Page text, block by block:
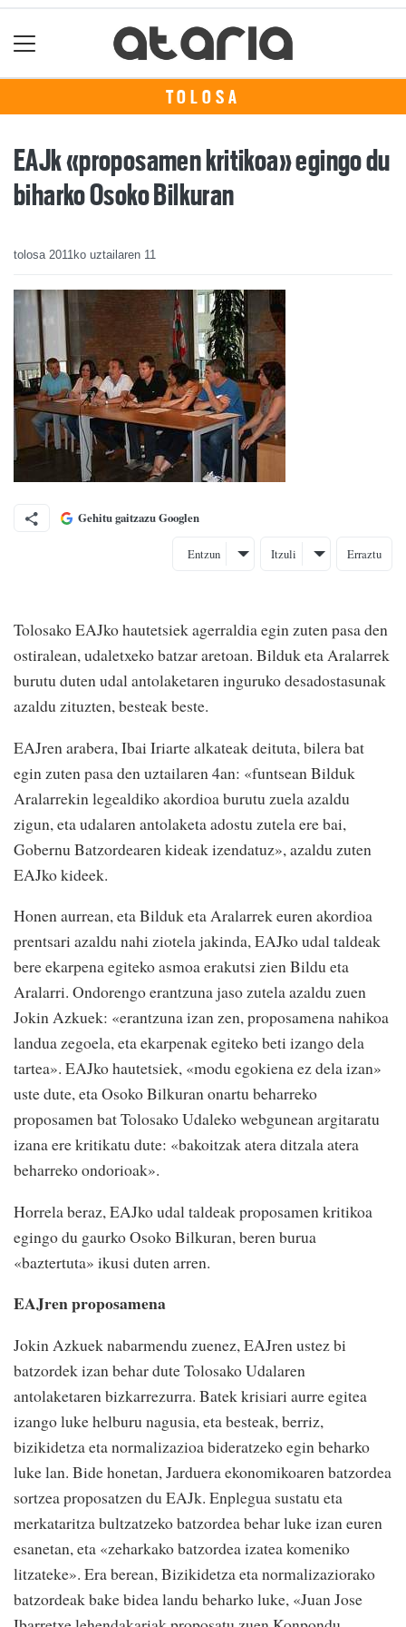
TOLOSA
EAJk «proposamen kritikoa» egingo du
biharko Osoko Bilkuran
tolosa 2011ko uztailaren 11
Gehitu gaitzazu Googlen
Entzun Itzuli Erraztu
Tolosako EAJko hautetsiek agerraldia egin zuten pasa den
ostiralean, udaletxeko batzar aretoan. Bilduk eta Aralarrek
burutu duten udal antolaketaren inguruko desadostasunak
azaldu zituzten, besteak beste.
EAJren arabera, Ibai Iriarte alkateak deituta, bilera bat
egin zuten pasa den uztailaren 4an: «funtsean Bilduk
Aralarrekin legealdiko akordioa burutu zuela azaldu
zigun, eta udalaren antolaketa adostu zutela ere bai,
Gobernu Batzordearen kideak izendatuz», azaldu zuten
EAJko kideek.
Honen aurrean, eta Bilduk eta Aralarrek euren akordioa
prentsari azaldu nahi ziotela jakinda, EAJko udal taldeak
bere ekarpena egiteko asmoa erakutsi zien Bildu eta
Aralarri. Ondorengo erantzuna jaso zutela azaldu zuen
Jokin Azkuek: «erantzuna izan zen, proposamena nahikoa
landua zegoela, eta ekarpenak egiteko beti izango dela
tartea». EAJko hautetsiek, «modu egokiena ez dela izan»
uste dute, eta Osoko Bilkuran onartu beharreko
proposamen bat Tolosako Udaleko webgunean argitaratu
izana ere kritikatu dute: «bakoitzak atera ditzala atera
beharreko ondorioak».
Horrela beraz, EAJko udal taldeak proposamen kritikoa
egingo du gaurko Osoko Bilkuran, beren burua
«baztertuta» ikusi duten arren.
EAJren proposamena
Jokin Azkuek nabarmendu zuenez, EAJren ustez bi
batzordek izan behar dute Tolosako Udalaren
antolaketaren bizkarrezurra. Batek krisiari aurre egitea
izango luke helburu nagusia, eta besteak, berriz,
bizikidetza eta normalizazioa bideratzeko egin beharko
luke lan. Bide honetan, Jarduera ekonomikoaren batzordea
sortzea proposatzen du EAJk. Enplegua sustatu eta
merkataritza bultzatzeko batzordea behar luke izan euren
esanetan, eta «zeharkako batzordea izatea komeniko
litzateke». Era berean, Bizikidetza eta normalizaziorako
batzordeak bake bidea landu beharko luke, «Juan Jose